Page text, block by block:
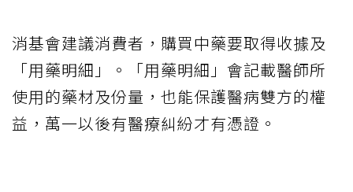
消基會建議消費者，購買中藥要取得收據及
「用藥明細」。「用藥明細」會記載醫師所
使用的藥材及份量，也能保護醫病雙方的權
益，萬一以後有醫療糾紛才有憑證。